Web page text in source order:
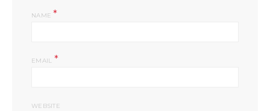
NAME *
EMAIL *
WEBSITE